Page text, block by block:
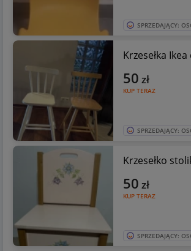
SPRZEDAJĄCY:
Krzesełka Ikea
KUP TERAZ
50 zł
SPRZEDAJĄCY:
Krzesełko
KUP TERAZ
50 zł
SPRZEDAJĄCY: